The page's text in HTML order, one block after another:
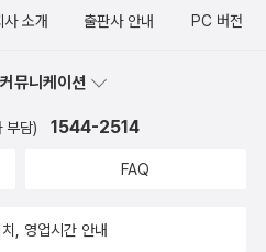
을 알려는 마음이 인간을 지탱해
, 호시노 미치오가 그의 사진을
설 속에서 빛을 발하는 영혼 같은
충분한 공감과 소통에 실패한 듯
과 함께 여행했을 때 하이다족
사 소개 출판사 안내 PC 버전
뮤니케이션
부담) 1544-2514
FAQ
, 영업시간 안내